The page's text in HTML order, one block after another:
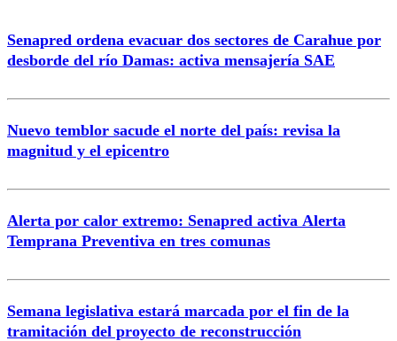
Correo
Senapred ordena evacuar dos sectores de Carahue por
desborde del río Damas: activa mensajería SAE
Nuevo temblor sacude el norte del país: revisa la
magnitud y el epicentro
Alerta por calor extremo: Senapred activa Alerta
Temprana Preventiva en tres comunas
Semana legislativa estará marcada por el fin de la
tramitación del proyecto de reconstrucción